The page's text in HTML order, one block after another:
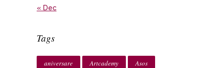
« Dec
Tags
aniversare Artcademy
Asos